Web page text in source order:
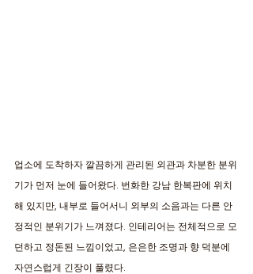
업소에 도착하자 깔끔하게 관리된 외관과 차분한 분위
기가 먼저 눈에 들어왔다. 번화한 강남 한복판에 위치
해 있지만, 내부로 들어서니 외부의 소음과는 다른 안
정적인 분위기가 느껴졌다. 인테리어는 전체적으로 모
던하고 정돈된 느낌이었고, 은은한 조명과 향 덕분에
자연스럽게 긴장이 풀렸다.